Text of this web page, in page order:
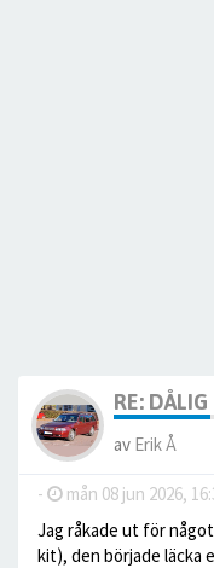
RE:
av Erik Å
- mån 08 jun 2026,
Jag råkade ut för
kit), den började läcka